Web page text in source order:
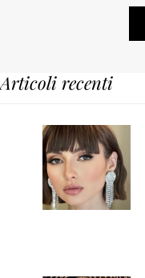
Articoli recenti